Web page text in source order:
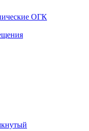
ОГК